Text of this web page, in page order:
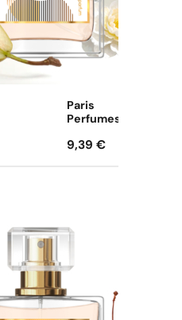
Paris
Perfumes
9,39€